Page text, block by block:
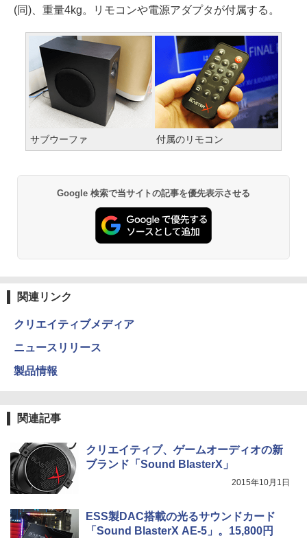
(同)、重量4kg。リモコンや電源アダプタが付属する。
サブウーファ 付属のリモコン
Google 検索で当サイトの記事を優先表示させる
関連リンク
クリエイティブメディア
ニュースリリース
製品情報
関連記事
クリエイティブ、ゲームオーディオの新
ブランド「Sound BlasterX」
2015年10月1日
ESS製DAC搭載の光るサウンドカード
「Sound BlasterX AE-5」。15,800円